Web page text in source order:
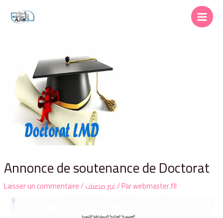
Annonce de soutenance de Doctorat
Laisser un commentaire/غير مصنف/ Parwebmaster.fll